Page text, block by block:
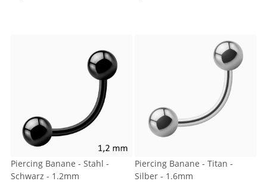
Piercing Banane - Stahl -
Schwarz - 1.2mm
Piercing Banane - Titan -
Silber - 1.6mm